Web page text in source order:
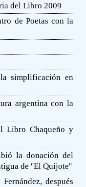
del Libro 2009
de Poetas con la
simplificación en
argentina con la
Libro Chaqueño y
la donación del
de ''El Quijote''
después